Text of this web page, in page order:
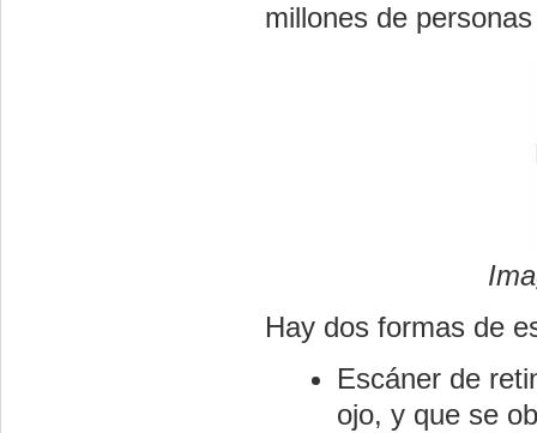
millones de
Hay dos formas de
Escáner de
ojo, y que se